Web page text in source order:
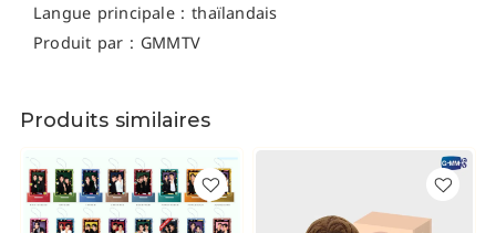
Langue principale : thaïlandais
Produit par : GMMTV
Produits similaires